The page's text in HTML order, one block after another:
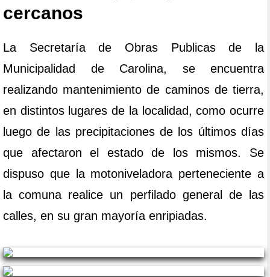
cercanos
La Secretaría de Obras Publicas de la
Municipalidad de Carolina, se encuentra
realizando mantenimiento de caminos de tierra,
en distintos lugares de la localidad, como ocurre
luego de las precipitaciones de los últimos días
que afectaron el estado de los mismos. Se
dispuso que la motoniveladora perteneciente a
la comuna realice un perfilado general de las
calles, en su gran mayoría enripiadas.